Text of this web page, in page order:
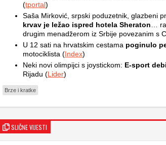
(tportal)
Saša Mirković, srpski poduzetnik, glazbeni
krvav je ležao ispred hotela Sheraton …
drugim menadžerom iz Srbije povezanim s
U 12 sati na hrvatskim cestama poginulo
motociklista (Index)
Neki novi olimpijci s joystickom: E-sport
Rijadu (Lider)
Brze i kratke
SLIČNE VIJESTI